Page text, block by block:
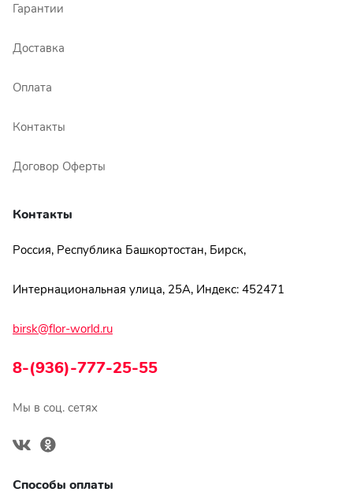
Гарантии
Доставка
Оплата
Контакты
Договор Оферты
Контакты
Россия, Республика Башкортостан, Бирск,
Интернациональная улица, 25А, Индекс: 452471
birsk@flor-world.ru
8-(936)-777-25-55
Мы в соц. сетях
Способы оплаты